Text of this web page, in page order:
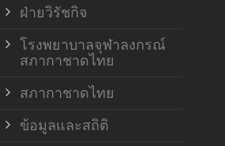
ฝ่ายวิรัชกิจ
โรงพยาบาลจุฬาลงกรณ์
สภากาชาดไทย
สภากาชาดไทย
ข้อมูลและสถิติ